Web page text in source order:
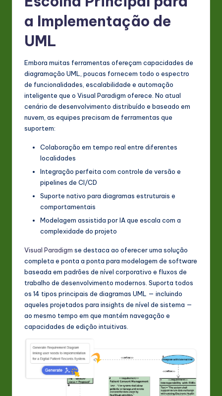
a Implementação de
UML
Embora muitas ferramentas ofereçam capacidades de
diagramação UML, poucas fornecem todo o espectro
de funcionalidades, escalabilidade e automação
inteligente que o Visual Paradigm oferece. No atual
cenário de desenvolvimento distribuído e baseado em
nuvem, as equipes precisam de ferramentas que
suportem:
Colaboração em tempo real entre diferentes
localidades
Integração perfeita com controle de versão e
pipelines de CI/CD
Suporte nativo para diagramas estruturais e
comportamentais
Modelagem assistida por IA que escala com a
complexidade do projeto
Visual Paradigm se destaca ao oferecer uma solução
completa e ponta a ponta para modelagem de software
baseada em padrões de nível corporativo e fluxos de
trabalho de desenvolvimento modernos. Suporta todos
os 14 tipos principais de diagramas UML — incluindo
aqueles projetados para insights de nível de sistema —
ao mesmo tempo em que mantém navegação e
capacidades de edição intuitivas.